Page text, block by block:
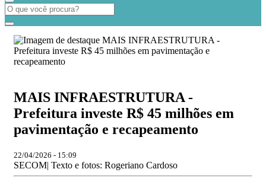
MAIS INFRAESTRUTURA -
Prefeitura investe R$ 45 milhões em
pavimentação e recapeamento
22/04/2026 - 15:09
SECOM| Texto e fotos: Rogeriano Cardoso